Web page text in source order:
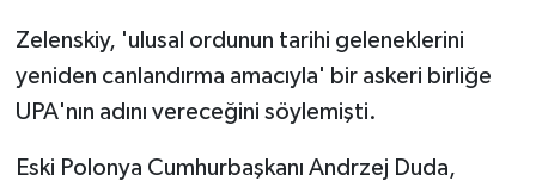
Zelenskiy, 'ulusal ordunun tarihi geleneklerini
yeniden canlandırma amacıyla' bir askeri birliğe
UPA'nın adını vereceğini söylemişti.
Eski Polonya Cumhurbaşkanı Andrzej Duda,